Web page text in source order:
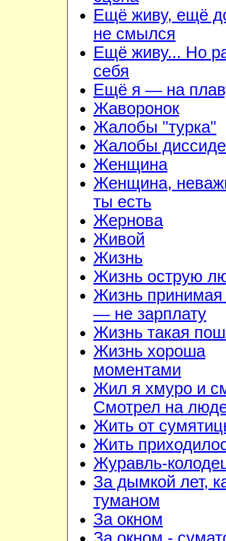
Ещё живу, ещё
не смылся
Ещё живу... Но
себя
Ещё я — на
Жаворонок
Жалобы "турка"
Жалобы
Женщина
Женщина,
ты есть
Жернова
Живой
Жизнь
Жизнь острую
Жизнь принимая
— не зарплату
Жизнь такая
Жизнь хороша
моментами
Жил я хмуро и
Смотрел на
Жить от
Жить
Журавль-
За дымкой лет,
туманом
За окном